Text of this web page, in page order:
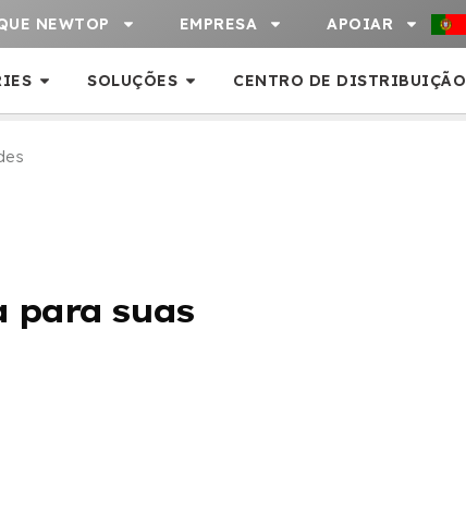
NEWTOP EMPRESA APOIAR
SOLUÇÕES CENTRO DE DISTRIBUIÇÃO
para suas